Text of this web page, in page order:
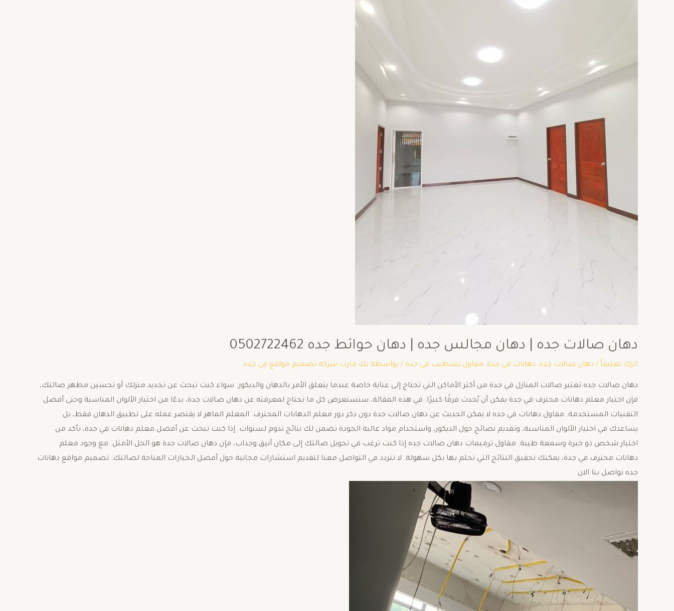
دهان صالات جده | دهان مجالس جده | دهان حوائط جده 0502722462
اترك تعليقاً / دهان صالات جده, دهانات في جدة, مقاول تشطيب في جده / بواسطة تك مارت شركة تصميم مواقع في جده
دهان صالات جده تعتبر صالات المنازل في جدة من أكثر الأماكن التي تحتاج إلى عناية خاصة عندما يتعلق الأمر بالدهان والديكور. سواء كنت تبحث عن تجديد منزلك أو تحسين مظهر صالتك،
فإن اختيار معلم دهانات محترف في جدة يمكن أن يُحدث فرقًا كبيرًا. في هذه المقالة، سنستعرض كل ما تحتاج لمعرفته عن دهان صالات جدة، بدءًا من اختيار الألوان المناسبة وحتى أفضل
التقنيات المستخدمة. مقاول دهانات في جده لا يمكن الحديث عن دهان صالات جدة دون ذكر دور معلم الدهانات المحترف. المعلم الماهر لا يقتصر عمله على تطبيق الدهان فقط، بل
يساعدك في اختيار الألوان المناسبة، وتقديم نصائح حول الديكور، واستخدام مواد عالية الجودة تضمن لك نتائج تدوم لسنوات. إذا كنت تبحث عن أفضل معلم دهانات في جدة، تأكد من
اختيار شخص ذو خبرة وسمعة طيبة. مقاول ترميمات دهان صالات جده إذا كنت ترغب في تحويل صالتك إلى مكان أنيق وجذاب، فإن دهان صالات جدة هو الحل الأمثل. مع وجود معلم
دهانات محترف في جدة، يمكنك تحقيق النتائج التي تحلم بها بكل سهولة. لا تتردد في التواصل معنا لتقديم استشارات مجانية حول أفضل الخيارات المتاحة لصالتك. تصميم مواقع دهانات
جده تواصل بنا الان